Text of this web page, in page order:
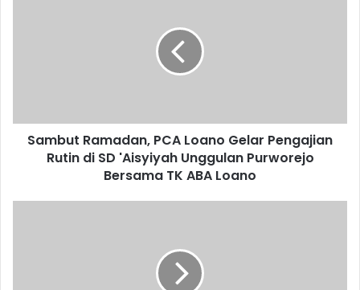
SD
'Aisyiyah
Unggulan
Sambut Ramadan, PCA Loano Gelar Pengajian
Rutin di SD 'Aisyiyah Unggulan Purworejo
Bersama TK ABA Loano